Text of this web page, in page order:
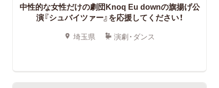
中性的な女性だけの劇団Knoq Eu downの旗揚げ公
演『シュバイツァー』を応援してください！
埼玉県 演劇・ダンス